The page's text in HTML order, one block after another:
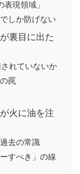
現領域」
しか防げない
裏目に出た
れていないか
罠
火に油を注
去の常識
すべき」の線